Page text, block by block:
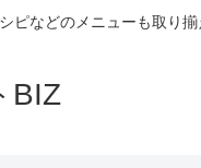
などのメニューも取り
BIZ